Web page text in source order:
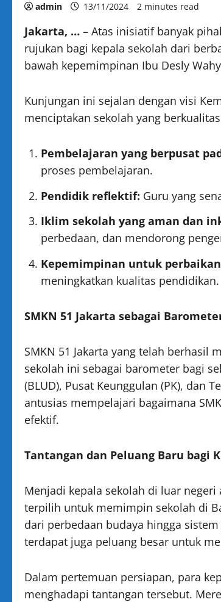
admin 13/11/2024 2 minutes read
Jakarta, … – Atas inisiatif banyak
rujukan bagi kepala sekolah dari
bawah kepemimpinan Ibu Desly
Kunjungan ini sejalan dengan visi
menciptakan sekolah yang
Pembelajaran yang berpusat
proses pembelajaran.
Pendidik reflektif: Guru yang
Iklim sekolah yang aman dan
perbedaan, dan mendorong
Kepemimpinan untuk
meningkatkan kualitas pendidikan.
SMKN 51 Jakarta sebagai
SMKN 51 Jakarta yang telah
sekolah ini sebagai barometer bagi
(BLUD), Pusat Keunggulan (PK), dan
antusias mempelajari bagaimana
efektif.
Tantangan dan Peluang Baru bagi
Menjadi kepala sekolah di luar
terpilih untuk memimpin sekolah di
dari perbedaan budaya hingga
terdapat juga peluang besar untuk
Dalam pertemuan persiapan, para
menghadapi tantangan tersebut.